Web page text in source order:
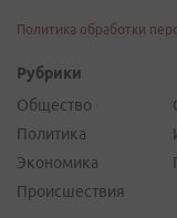
Политика обработки
Рубрики
Общество
Политика
Экономика
Происшествия